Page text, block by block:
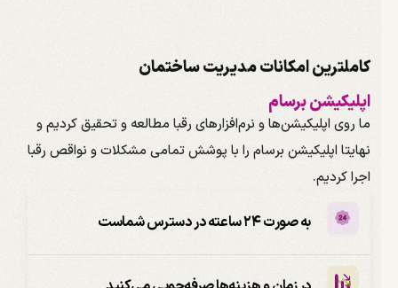
کاملترین امکانات مدیریت ساختمان
اپلیکیشن برسام
ما روی اپلیکیشن‌ها و نرم‌افزارهای رقبا مطالعه و تحقیق کردیم و
نهایتا اپلیکیشن برسام را با پوشش تمامی مشکلات و نواقص رقبا
اجرا کردیم.
به صورت ۲۴ ساعته در دسترس شماست